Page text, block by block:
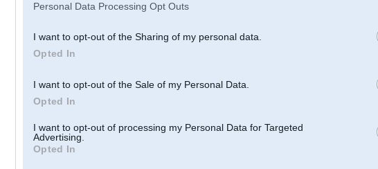
Personal Data Processing Opt Outs
I want to opt-out of the Sharing of my personal data.
Opted In
I want to opt-out of the Sale of my Personal Data.
Opted In
I want to opt-out of processing my Personal Data for Targeted
Advertising.
Opted In